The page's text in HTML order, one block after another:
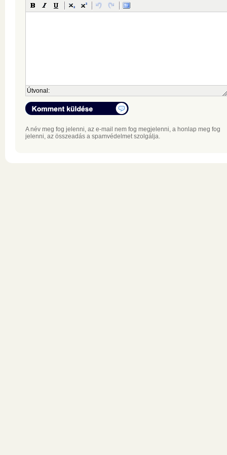
Útvonal:
A név meg fog jelenni, az e-mail nem fog megjelenni, a honlap meg fog
jelenni, az összeadás a spamvédelmet szolgálja.